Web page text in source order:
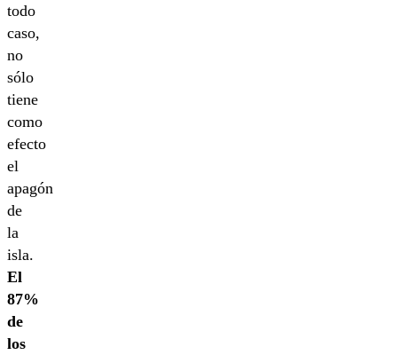
todo
caso,
no
sólo
tiene
como
efecto
el
apagón
de
la
isla.
El
87%
de
los